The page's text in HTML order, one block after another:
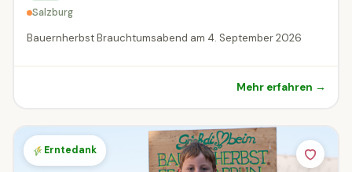
Salzburg
Bauernherbst Brauchtumsabend am 4. September 2026
Mehr erfahren →
Erntedank